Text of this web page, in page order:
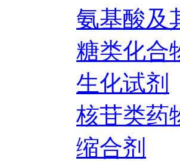
氨基酸及
糖类化合
生化试剂
核苷类药
缩合剂